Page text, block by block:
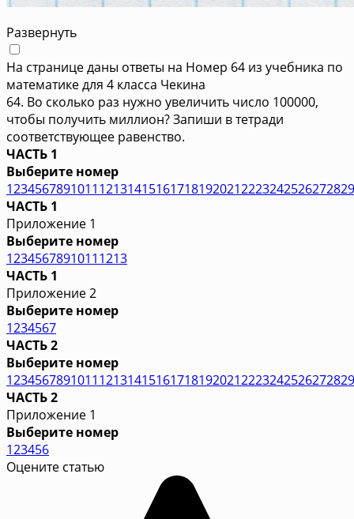
Развернуть
На странице даны ответы на Номер 64 из учебника по
математике для 4 класса Чекина
64. Во сколько раз нужно увеличить число 100000,
чтобы получить миллион? Запиши в тетради
соответствующее равенство.
ЧАСТЬ 1
Выберите номер
1234567891011121314151617181920212223242526272829
ЧАСТЬ 1
Приложение 1
Выберите номер
12345678910111213
ЧАСТЬ 1
Приложение 2
Выберите номер
1234567
ЧАСТЬ 2
Выберите номер
1234567891011121314151617181920212223242526272829
ЧАСТЬ 2
Приложение 1
Выберите номер
123456
Оцените статью